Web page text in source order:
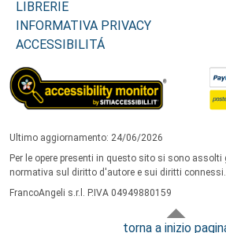
LIBRERIE
INFORMATIVA PRIVACY
ACCESSIBILITÁ
Ultimo aggiornamento: 24/06/2026
Per le opere presenti in questo sito si sono
normativa sul diritto d'autore e sui diritti connessi.
FrancoAngeli s.r.l. P.IVA 04949880159
torna a inizio